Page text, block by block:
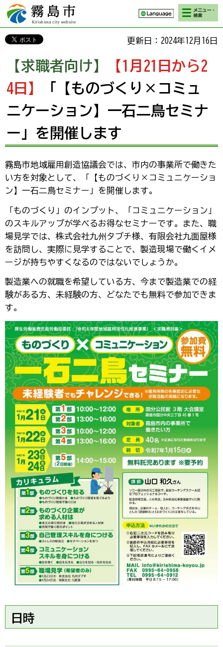
霧島市 Kirishima
city website
検索・メニ
ュー
更新日：2024年12月16日
【求職者向け】
【1月21日から2
4日】
「【ものづくり×コミュ
ニケーション】一石二鳥セミナ
ー」を開催します
霧島市地域雇用創造協議会では、市内の事業所で働きた
い方を対象として、「【ものづくり×コミュニケーショ
ン】一石二鳥セミナー」を開催します。
「ものづくり」のインプット、「コミュニケーション」
のスキルアップが学べるお得なセミナーです。また、職
場見学では、株式会社九州タブチ様、有限会社九面屋様
を訪問し、実際に見学することで、製造現場で働くイメ
ージが持ちやすくなるのではないでしょうか。
製造業への就職を希望している方、今まで製造業での経
験がある方、未経験の方、どなたでも無料で参加できま
す。
日時